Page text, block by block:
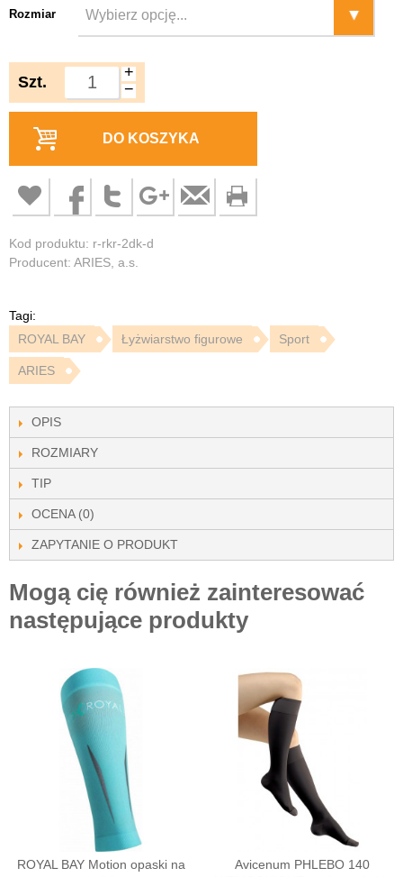
Rozmiar
Szt.
+
−
DO KOSZYKA
Kod produktu: r-rkr-2dk-d
Producent: ARIES, a.s.
Tagi:
ROYAL BAY
Łyżwiarstwo figurowe Sport
ARIES
OPIS
ROZMIARY
TIP
OCENA (0)
ZAPYTANIE O PRODUKT
Mogą cię również zainteresować
następujące produkty
ROYAL BAY Motion opaski na
Avicenum PHLEBO 140